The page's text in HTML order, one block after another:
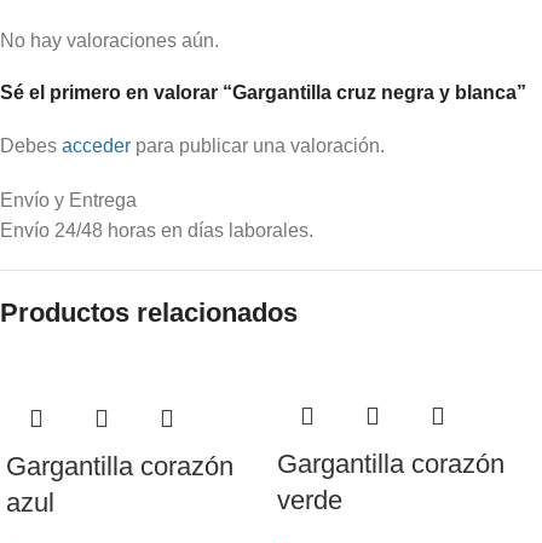
No hay valoraciones aún.
Sé el primero en valorar “Gargantilla cruz negra y blanca”
Debes acceder para publicar una valoración.
Envío y Entrega
Envío 24/48 horas en días laborales.
Productos relacionados
Gargantilla corazón
azul
Gargantilla corazón
verde